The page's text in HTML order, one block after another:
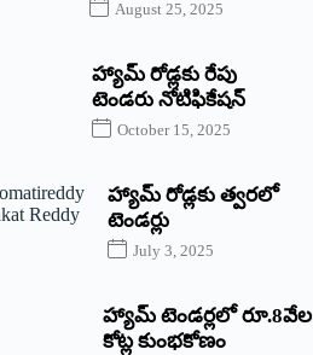
August 25, 2025
హ్యామ్‌ రోడ్లకు రేపు
టెండరు నోటిఫికేషన్‌
October 15, 2025
హ్యామ్‌ రోడ్లకు త్వరలో
టెండర్లు
July 3, 2025
హ్యామ్‌ ‌టెండర్లలో రూ.8వేల
కోట్ల కుంభకోణం